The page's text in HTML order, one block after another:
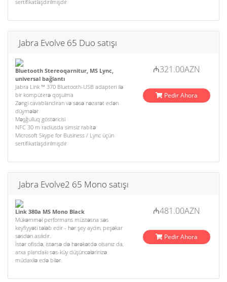
sertifikatlaşdırılmışdır
Jabra Evolve 65 Duo satışı
Bluetooth Stereoqarnitur, MS Lync,
universal bağlantı
Jabra Link ™ 370 Bluetooth-USB adapteri ilə
bir kompüterə qoşulma
Zəngi cavablandıran və səsə nəzarət edən
düymələr
Məşğulluq göstəricisi
NFC 30 m radiusda simsiz rabitə
Microsoft Skype for Business / Lync üçün
sertifikatlaşdırılmışdır
₼321.00AZN
Pedir Ahora
Jabra Evolve2 65 Mono satışı
Link 380a MS Mono Black
Mükəmməl performans müstəsna səs
keyfiyyəti tələb edir - hər şey aydın, peşəkar
səsdən asılıdır.
İstər ofisdə, istərsə də hərəkətdə olsanız da,
arxa plandakı səs-küy düşüncələrinizə
müdaxilə edə bilər.
₼481.00AZN
Pedir Ahora